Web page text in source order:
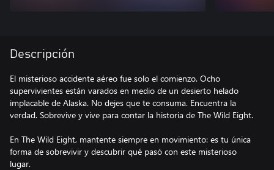
Descripción
El misterioso accidente aéreo fue solo el comienzo. Ocho
supervivientes están varados en medio de un desierto helado
implacable de Alaska. No dejes que te consuma. Encuentra la
verdad. Sobrevive y vive para contar la historia de The Wild Eight.
En The Wild Eight, mantente siempre en movimiento: es tu única
forma de sobrevivir y descubrir qué pasó con este misterioso
lugar.